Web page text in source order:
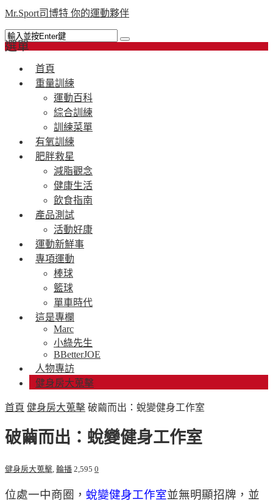
Mr.Sport司博特 你的運動夥伴
選單
首頁
重量訓練
運動百科
綜合訓練
訓練菜單
有氧訓練
肥胖救星
減脂觀念
健康生活
飲食指南
產品測試
活動好康
運動新鮮事
專項運動
棒球
籃球
單車時代
這是專欄
Marc
小綠先生
BBetterJOE
人物專訪
健身房大蒐擊
首頁 健身房大蒐擊 破繭而出：蛻變健身工作室
破繭而出：蛻變健身工作室
健身房大蒐擊 輪播 2,595 0
位處一中商圈， 蛻變健身工作室並無明顯招牌，並